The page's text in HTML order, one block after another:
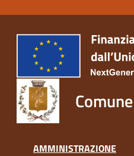
su
AMMINISTRAZIONE